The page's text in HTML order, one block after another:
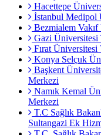
Hacettepe
İstanbul Medipol
Bezmialem Vakıf
Gazi Üniversitesi
Fırat Üniversitesi
Konya Selçuk
Başkent
Merkezi
Namık Kemal
Merkezi
T.C Sağlık
Sultangazi Ek